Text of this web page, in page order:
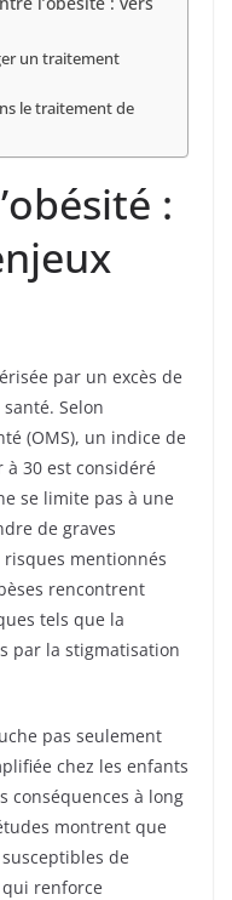
un traitement
le traitement de
:
par un excès de
Selon
(OMS), un indice de
à 30 est considéré
se limite pas à une
de graves
mentionnés
rencontrent
tels que la
par la stigmatisation
pas seulement
chez les enfants
conséquences à long
montrent que
de
qui renforce